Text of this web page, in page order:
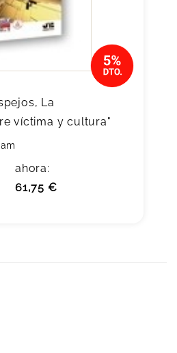
La
víctima y cultura"
ahora:
61,75 €